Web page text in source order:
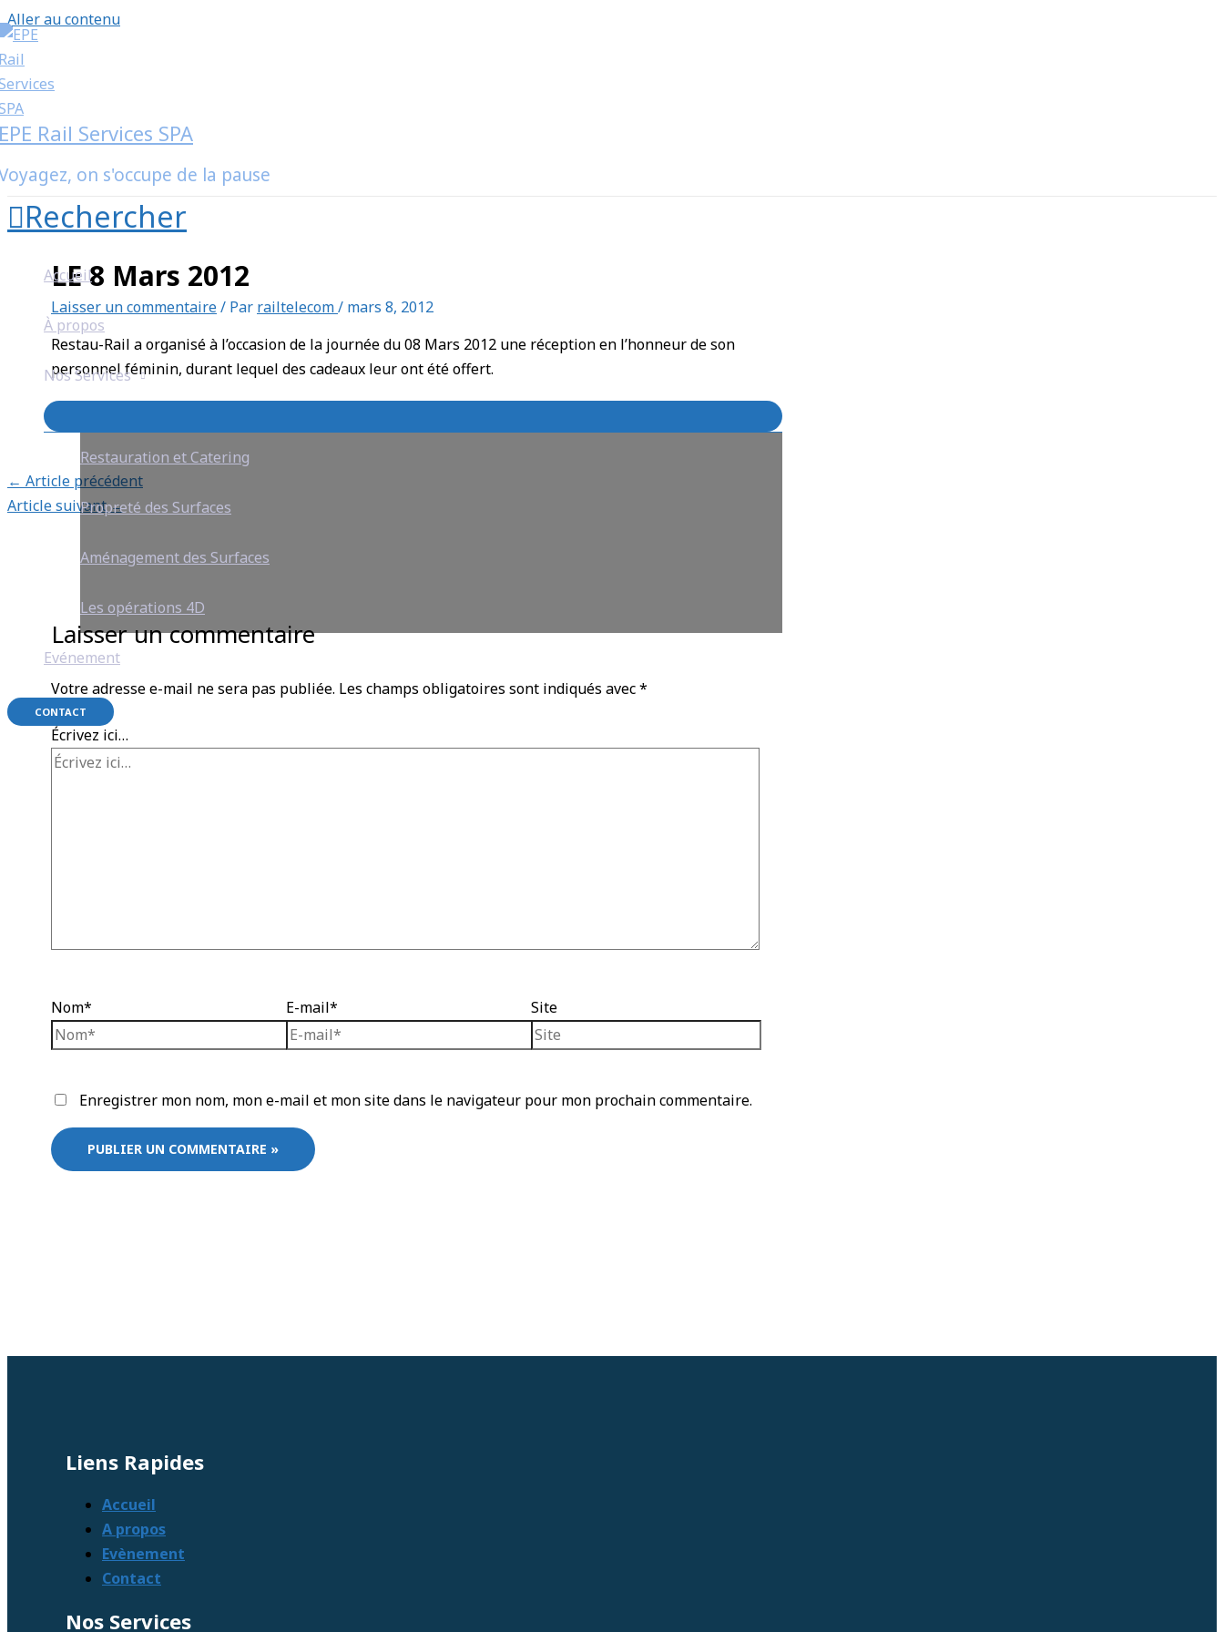
Aller au contenu
Rail Services SPA
on s'occupe de la pause
Rechercher
Accueil
À propos
Nos Services
Restauration et Catering
Propreté des Surfaces
Aménagement des Surfaces
Les opérations 4D
Evénement
CONTACT
LE 8 Mars 2012
Laisser un commentaire/ Par railtelecom/ mars 8, 2012
Restau-Rail a organisé à l’occasion de la journée du 08 Mars 2012 une réception en l’honneur de son
personnel féminin, durant lequel des cadeaux leur ont été offert.
← Article précédent
Article suivant→
Laisser un commentaire
Votre adresse e-mail ne sera pas publiée. Les champs obligatoires sont indiqués avec*
Écrivez ici…
Nom* E-mail* Site
Enregistrer mon nom, mon e-mail et mon site dans le navigateur pour mon prochain commentaire.
Liens Rapides
Accueil
A propos
Evènement
Contact
Nos Services